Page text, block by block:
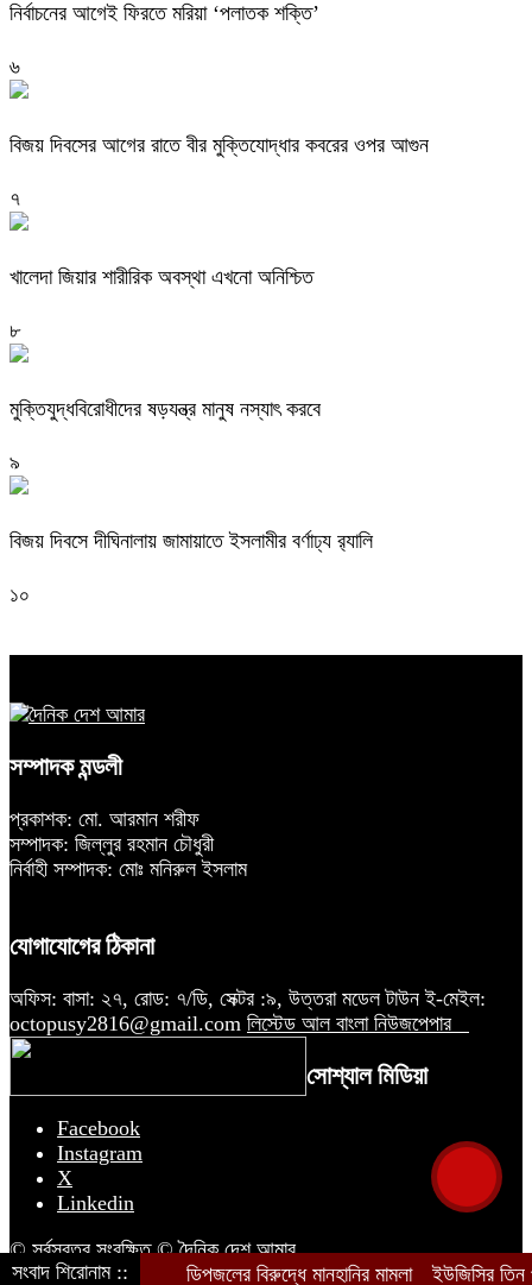
নির্বাচনের আগেই ফিরতে মরিয়া ‘পলাতক শক্তি’
৬
বিজয় দিবসের আগের রাতে বীর মুক্তিযোদ্ধার কবরের ওপর আগুন
৭
খালেদা জিয়ার শারীরিক অবস্থা এখনো অনিশ্চিত
৮
মুক্তিযুদ্ধবিরোধীদের ষড়যন্ত্র মানুষ নস্যাৎ করবে
৯
বিজয় দিবসে দীঘিনালায় জামায়াতে ইসলামীর বর্ণাঢ্য র‍্যালি
১০
সম্পাদক মন্ডলী
প্রকাশক: মো. আরমান শরীফ
সম্পাদক: জিল্লুর রহমান চৌধুরী
নির্বাহী সম্পাদক: মোঃ মনিরুল ইসলাম
যোগাযোগের ঠিকানা
অফিস: বাসা: ২৭, রোড: ৭/ডি, সেক্টর :৯, উত্তরা মডেল টাউন ই-মেইল:
octopusy2816@gmail.com লিস্টেড আল বাংলা নিউজপেপার
সোশ্যাল মিডিয়া
Facebook
Instagram
X
Linkedin
© সর্বস্বত্ব সংরক্ষিত © দৈনিক দেশ আমার
সংবাদ শিরোনাম ::
ডিপজলের বিরুদ্ধে মানহানির মামলা ইউজিসির তিন